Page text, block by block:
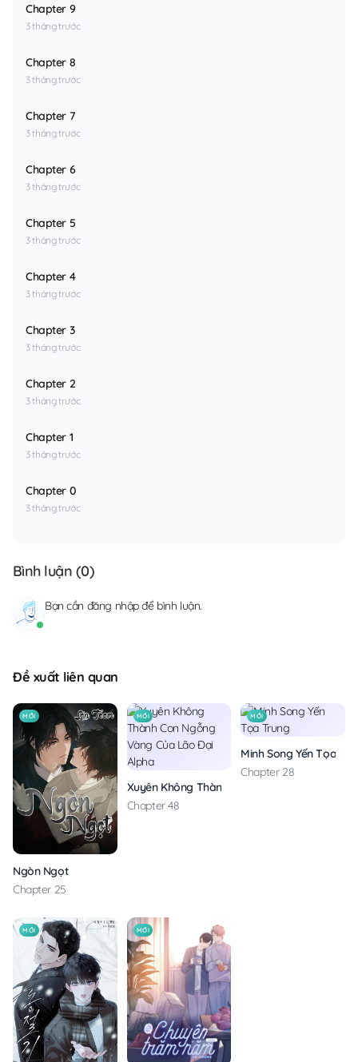
Chapter 9
3 tháng trước
Chapter 8
3 tháng trước
Chapter 7
3 tháng trước
Chapter 6
3 tháng trước
Chapter 5
3 tháng trước
Chapter 4
3 tháng trước
Chapter 3
3 tháng trước
Chapter 2
3 tháng trước
Chapter 1
3 tháng trước
Chapter 0
3 tháng trước
Bình luận (0)
Bạn cần đăng nhậpđể bình luận.
Đề xuất liên quan
MỚI
Ngòn Ngọt
Chapter 25
MỚI
Xuyên Không Thành Con Ngỗng Vàng Của
Chapter 48
MỚI
Minh Song Yến Tọa
Chapter 28
MỚI MỚI